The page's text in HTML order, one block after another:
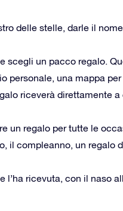
delle stelle, darle il
scegli un pacco regalo.
personale, una mappa
riceverà direttamente a
un regalo per tutte le
il compleanno, un regalo
ricevuta, con il naso